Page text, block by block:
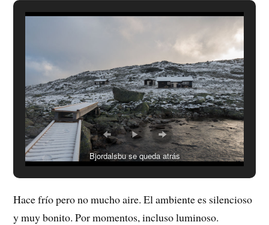
Bjordalsbu se queda atrás
Hace frío pero no mucho aire. El ambiente es silencioso
y muy bonito. Por momentos, incluso luminoso.